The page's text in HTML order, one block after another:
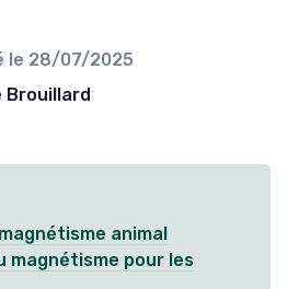
le 28/07/2025
Brouillard
animal
magnétisme pour les